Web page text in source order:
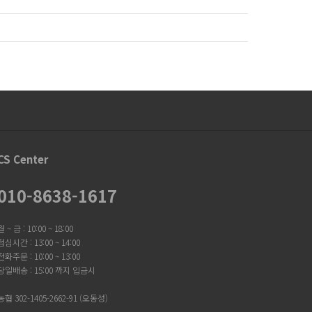
Center
8638-1617
~ 금 : 10:00 ~ 18:00
심시간 : 13:00 ~ 14:00
화주문 : 10:00 ~ 13:00
일배송 : 15:00 까지 입금시
협 302-1405-2662-91 (오동성)